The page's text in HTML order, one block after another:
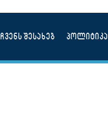
ჩვენს შესახებ პოლიტიკა